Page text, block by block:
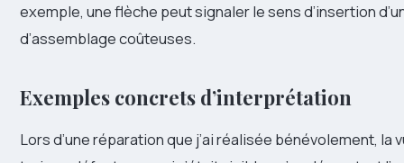
exemple, une flèche peut signaler le sens d’insertion
d’assemblage coûteuses.
Exemples concrets d’interprétation
Lors d’une réparation que j’ai réalisée bénévolement, la